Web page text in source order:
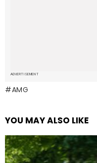
ADVERTISEMENT
AMG
YOU MAY ALSO LIKE